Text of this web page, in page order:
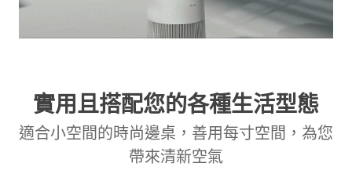
實用且搭配您的各種生活型態
適合小空間的時尚邊桌，善用每寸空間，為您
帶來清新空氣